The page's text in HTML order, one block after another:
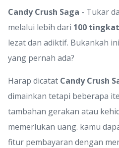
Candy Crush Saga - Tukar
melalui lebih dari 100 tingkat
lezat dan adiktif. Bukankah ini
yang pernah ada?
Harap dicatat Candy Crush
dimainkan tetapi beberapa
tambahan gerakan atau
memerlukan uang. kamu
fitur pembayaran dengan